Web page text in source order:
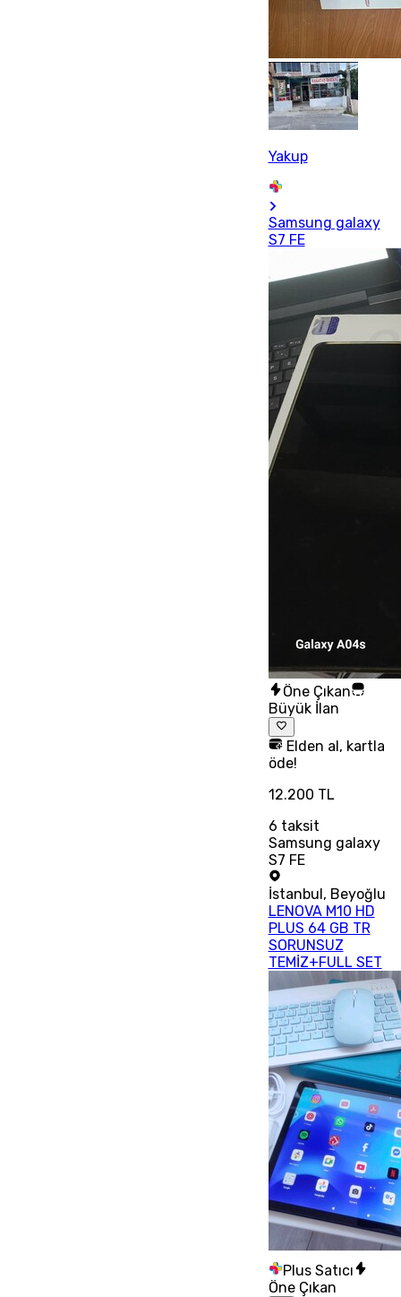
Yakup
Samsung galaxy
S7 FE
Öne Çıkan
Büyük İlan
Elden al, kartla
öde!
12.200 TL
6 taksit
Samsung galaxy
S7 FE
İstanbul , Beyoğlu
LENOVA M10 HD
PLUS 64 GB TR
SORUNSUZ
TEMİZ+FULL SET
Plus Satıcı
Öne Çıkan